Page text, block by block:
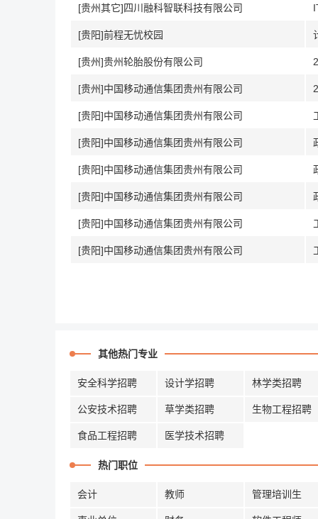
[贵州其它]四川融科智联科技有限公司
[贵阳]前程无忧校园
[贵州]贵州轮胎股份有限公司
[贵州]中国移动通信集团贵州有限公司
[贵阳]中国移动通信集团贵州有限公司
[贵阳]中国移动通信集团贵州有限公司
[贵阳]中国移动通信集团贵州有限公司
[贵阳]中国移动通信集团贵州有限公司
[贵阳]中国移动通信集团贵州有限公司
[贵阳]中国移动通信集团贵州有限公司
其他热门专业
安全科学招聘 设计学招聘 林学类招聘
公安技术招聘 草学类招聘 生物工程招聘
食品工程招聘 医学技术招聘
热门职位
会计 教师 管理培训生